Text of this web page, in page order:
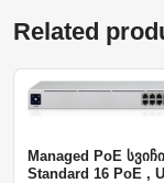
Related
Managed PoE
Standard 16 PoE ,